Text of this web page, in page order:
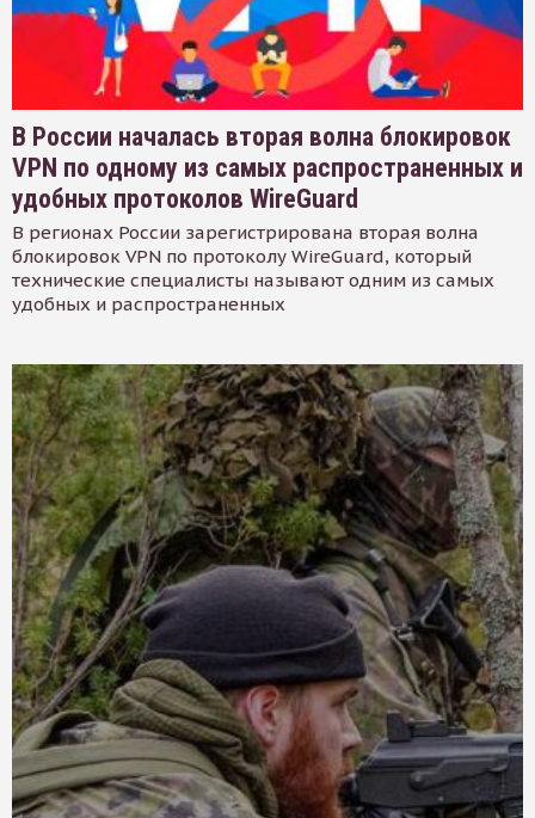
В России началась вторая волна блокировок
VPN по одному из самых распространенных и
удобных протоколов WireGuard
В регионах России зарегистрирована вторая волна
блокировок VPN по протоколу WireGuard, который
технические специалисты называют одним из самых
удобных и распространенных